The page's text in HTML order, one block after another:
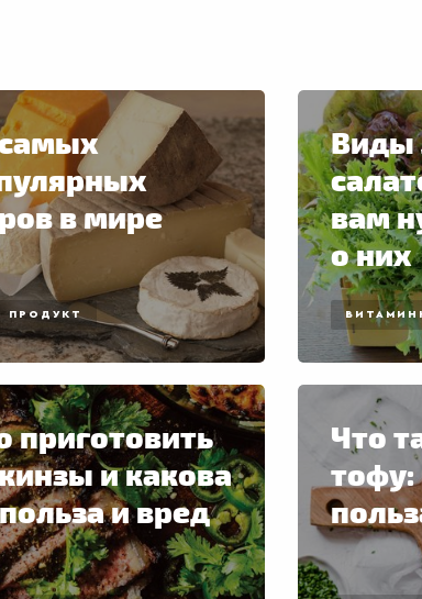
в мире
ПРОДУКТ
Виды
вам
о них
приготовить
и какова
и вред
Что
тофу: